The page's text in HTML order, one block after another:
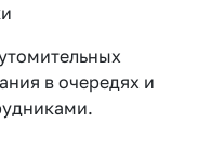
в очередях и